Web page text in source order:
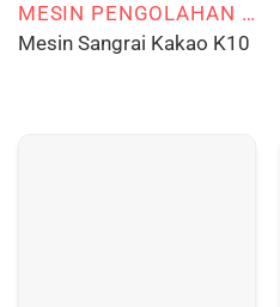
MESIN PENGOLAHAN KAKAO
Mesin Sangrai Kakao K10